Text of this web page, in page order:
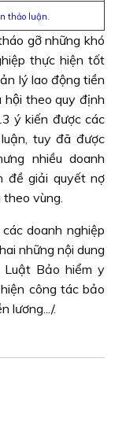
thảo luận.
gỡ những khó
thực hiện tốt
lý lao động tiền
hội theo quy định
ý kiến được các
tuy đã được
nhiều doanh
đề giải quyết nợ
vùng.
doanh nghiệp
những nội dung
Bảo hiểm y
công tác bảo
lương.../.